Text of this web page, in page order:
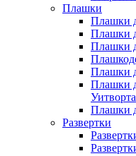
Плашки
Плашки
Плашки
Плашки
Плашки
Плашки
Уитворта
Плашки
Развертки